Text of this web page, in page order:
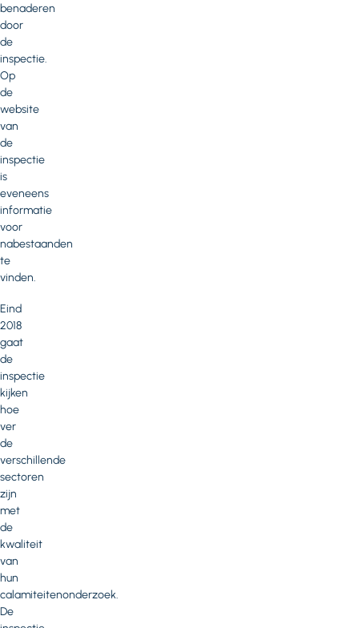
benaderen
door
de
inspectie.
Op
de
website
van
de
inspectie
is
eveneens
informatie
voor
nabestaanden
te
vinden.
Eind
2018
gaat
de
inspectie
kijken
hoe
ver
de
verschillende
sectoren
zijn
met
de
kwaliteit
van
hun
calamiteitenonderzoek.
De